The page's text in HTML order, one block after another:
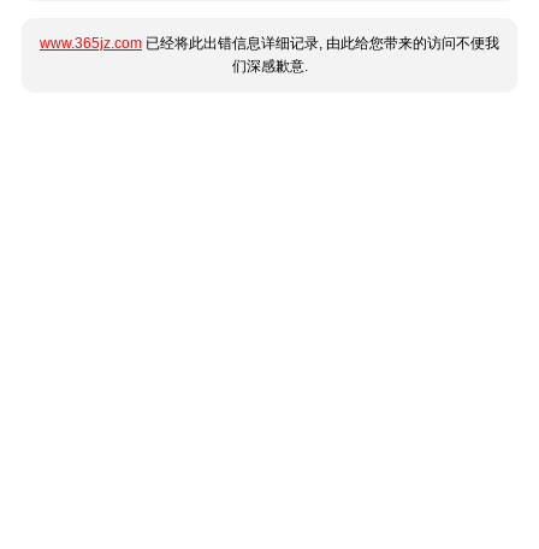
www.365jz.com 已经将此出错信息详细记录, 由此给您带来的访问不便我
们深感歉意.